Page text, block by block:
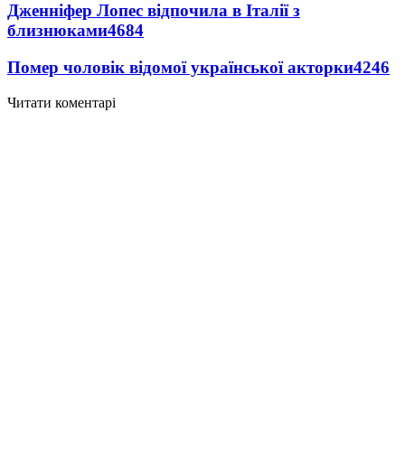
Дженніфер Лопес відпочила в Італії з
близнюками4684
Помер чоловік відомої української акторки4246
Читати коментарі